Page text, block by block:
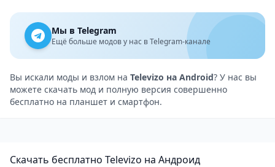
Televizo — вашим новым любимым IPTV-плеером!
Мы в Telegram
Ещё больше модов у нас в Telegram-канале
Вы искали моды и взлом на Televizo на Android? У нас вы
можете скачать мод и полную версия совершенно
бесплатно на планшет и смартфон.
Скачать бесплатно Televizo на Андроид